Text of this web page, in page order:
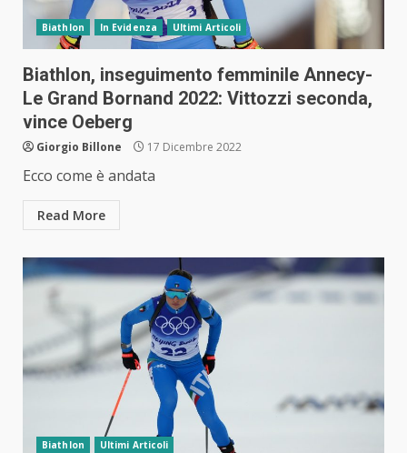
Biathlon In Evidenza Ultimi Articoli
Biathlon, inseguimento femminile Annecy-
Le Grand Bornand 2022: Vittozzi seconda,
vince Oeberg
Giorgio Billone 17 Dicembre 2022
Ecco come è andata
Read More
Biathlon Ultimi Articoli